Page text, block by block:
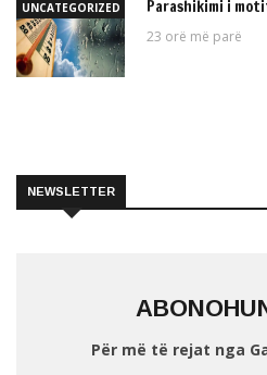
UNCATEGORIZED Parashikimi i
23 orë më parë
NEWSLETTER
Për më të rejat nga